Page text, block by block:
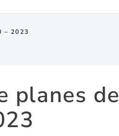
– 2023
planes de